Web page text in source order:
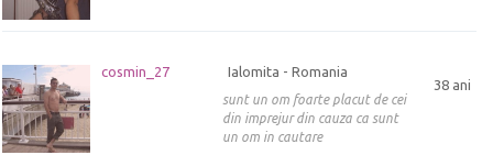
cosmin_27
38 ani
Ialomita - Romania
sunt un om foarte placut de cei
din imprejur din cauza ca sunt
un om in cautare